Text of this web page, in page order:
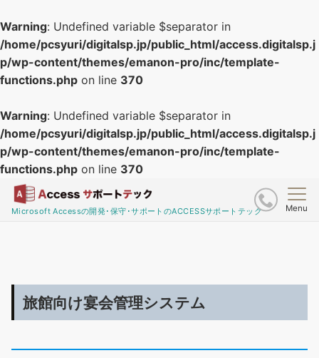
Warning: Undefined variable $separator in
/home/pcsyuri/digitalsp.jp/public_html/access.digitalsp.j
p/wp-content/themes/emanon-pro/inc/template-
functions.php on line 370
Warning: Undefined variable $separator in
/home/pcsyuri/digitalsp.jp/public_html/access.digitalsp.j
p/wp-content/themes/emanon-pro/inc/template-
functions.php on line 370
Microsoft Accessの開発･保守･サポートのACCESSサポートテック Menu
旅館向け宴会管理システム